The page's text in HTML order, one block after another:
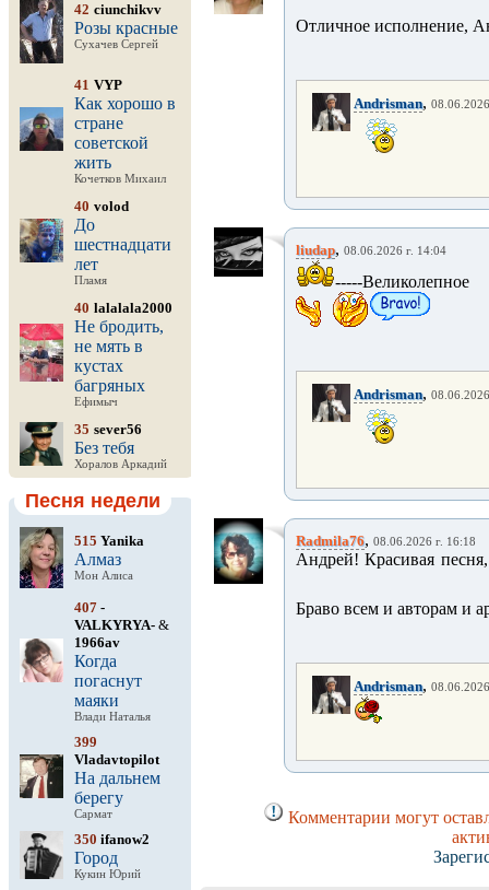
42 ciunchikvv
Розы красные
Сухачев Сергей
41 VYP
Как хорошо в
стране
советской
жить
Кочетков Михаил
40 volod
До
шестнадцати
лет
Пламя
40 lalalala2000
Не бродить,
не мять в
кустах
багряных
Ефимыч
35 sever56
Без тебя
Хоралов Аркадий
Песня недели
515 Yanika
Алмаз
Мон Алиса
407 -
VALKYRYA- &
1966av
Когда
погаснут
маяки
Влади Наталья
399
Vladavtopilot
На дальнем
берегу
Сармат
350 ifanow2
Город
Кукин Юрий
Отличное исполнение,
Andrisman,
liudap, 08.06.2026 г. 14:04
-----
Andrisman,
Radmila76, 08.06.2026 г. 16:18
Андрей! Красивая
Браво всем и авторам и
Andrisman,
Комментарии могут